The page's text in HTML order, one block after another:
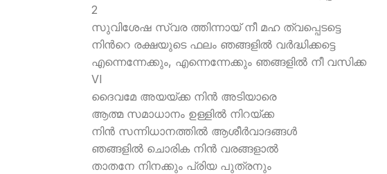
2
സുവിശേഷ സ്വര ത്തിന്നായ് നീ മഹ ത്വപ്പെടട്ടെ
നിന്‍റെ രക്ഷയുടെ ഫലം ഞങ്ങളില്‍ വര്‍ദ്ധിക്കട്ടെ
എന്നെന്നേക്കും, എന്നെന്നേക്കും ഞങ്ങളില്‍ നീ വസിക്ക
VI
ദൈവമേ അയയ്ക്ക നിന്‍ അടിയാരെ
ആത്മ സമാധാനം ഉള്ളില്‍ നിറയ്ക്ക
നിന്‍ സന്നിധാനത്തില്‍ ആശീര്‍വാദങ്ങള്‍
ഞങ്ങളില്‍ ചൊരിക നിന്‍ വരങ്ങളാല്‍
താതനേ നിനക്കും പ്രിയ പുത്രനും